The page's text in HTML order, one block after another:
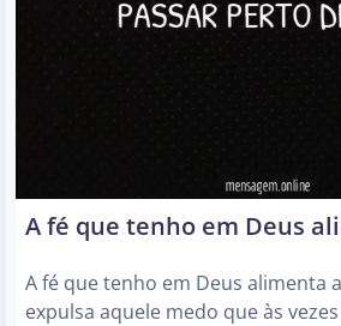
A fé que tenho em Deus
A fé que tenho em Deus alimenta
expulsa aquele medo que às